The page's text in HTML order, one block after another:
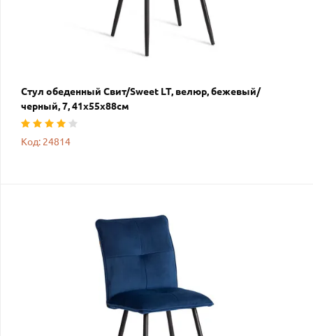
Стул обеденный Свит/Sweet LT, велюр, бежевый/
черный, 7, 41х55х88см
Код: 24814